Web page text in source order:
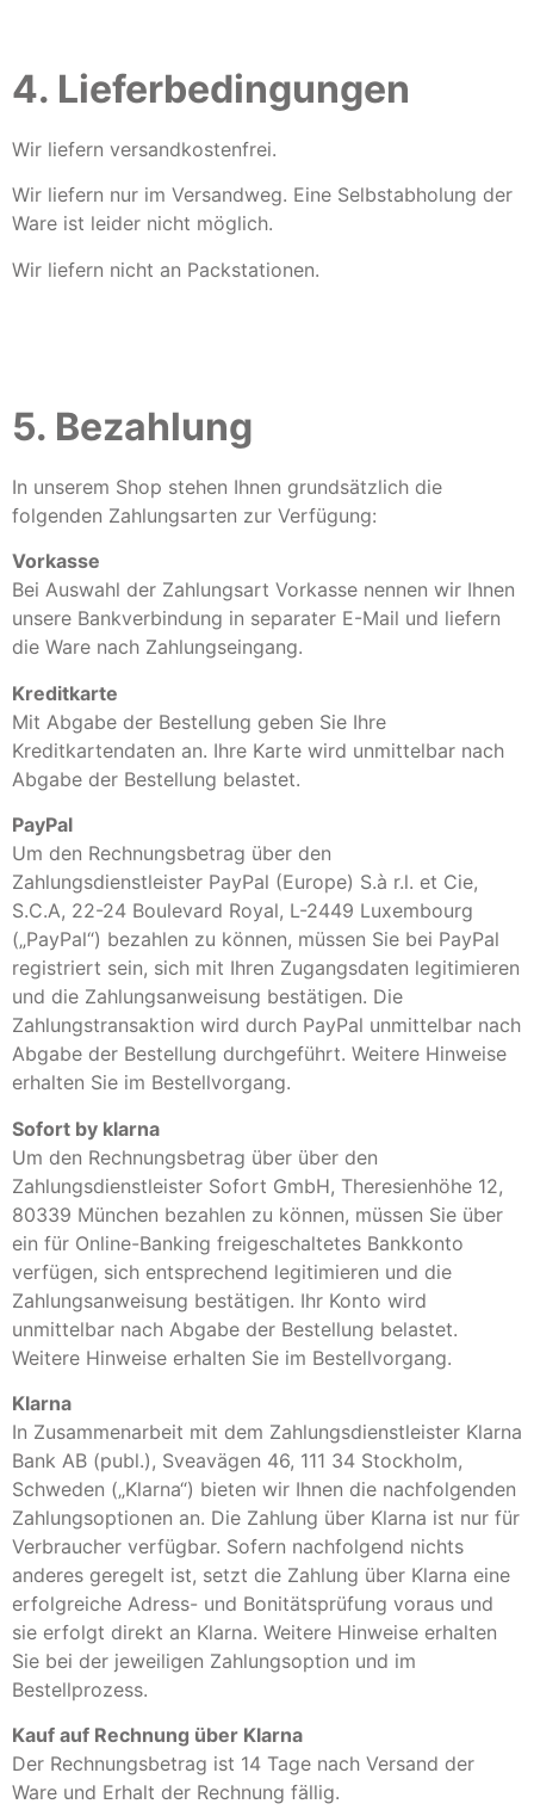
4. Lieferbedingungen
Wir liefern versandkostenfrei.
Wir liefern nur im Versandweg. Eine Selbstabholung der
Ware ist leider nicht möglich.
Wir liefern nicht an Packstationen.
5. Bezahlung
In unserem Shop stehen Ihnen grundsätzlich die
folgenden Zahlungsarten zur Verfügung:
Vorkasse
Bei Auswahl der Zahlungsart Vorkasse nennen wir Ihnen
unsere Bankverbindung in separater E-Mail und liefern
die Ware nach Zahlungseingang.
Kreditkarte
Mit Abgabe der Bestellung geben Sie Ihre
Kreditkartendaten an. Ihre Karte wird unmittelbar nach
Abgabe der Bestellung belastet.
PayPal
Um den Rechnungsbetrag über den
Zahlungsdienstleister PayPal (Europe) S.à r.l. et Cie,
S.C.A, 22-24 Boulevard Royal, L-2449 Luxembourg
(„PayPal“) bezahlen zu können, müssen Sie bei PayPal
registriert sein, sich mit Ihren Zugangsdaten legitimieren
und die Zahlungsanweisung bestätigen. Die
Zahlungstransaktion wird durch PayPal unmittelbar nach
Abgabe der Bestellung durchgeführt. Weitere Hinweise
erhalten Sie im Bestellvorgang.
Sofort by klarna
Um den Rechnungsbetrag über über den
Zahlungsdienstleister Sofort GmbH, Theresienhöhe 12,
80339 München bezahlen zu können, müssen Sie über
ein für Online-Banking freigeschaltetes Bankkonto
verfügen, sich entsprechend legitimieren und die
Zahlungsanweisung bestätigen. Ihr Konto wird
unmittelbar nach Abgabe der Bestellung belastet.
Weitere Hinweise erhalten Sie im Bestellvorgang.
Klarna
In Zusammenarbeit mit dem Zahlungsdienstleister Klarna
Bank AB (publ.), Sveavägen 46, 111 34 Stockholm,
Schweden („Klarna“) bieten wir Ihnen die nachfolgenden
Zahlungsoptionen an. Die Zahlung über Klarna ist nur für
Verbraucher verfügbar. Sofern nachfolgend nichts
anderes geregelt ist, setzt die Zahlung über Klarna eine
erfolgreiche Adress- und Bonitätsprüfung voraus und
sie erfolgt direkt an Klarna. Weitere Hinweise erhalten
Sie bei der jeweiligen Zahlungsoption und im
Bestellprozess.
Kauf auf Rechnung über Klarna
Der Rechnungsbetrag ist 14 Tage nach Versand der
Ware und Erhalt der Rechnung fällig.